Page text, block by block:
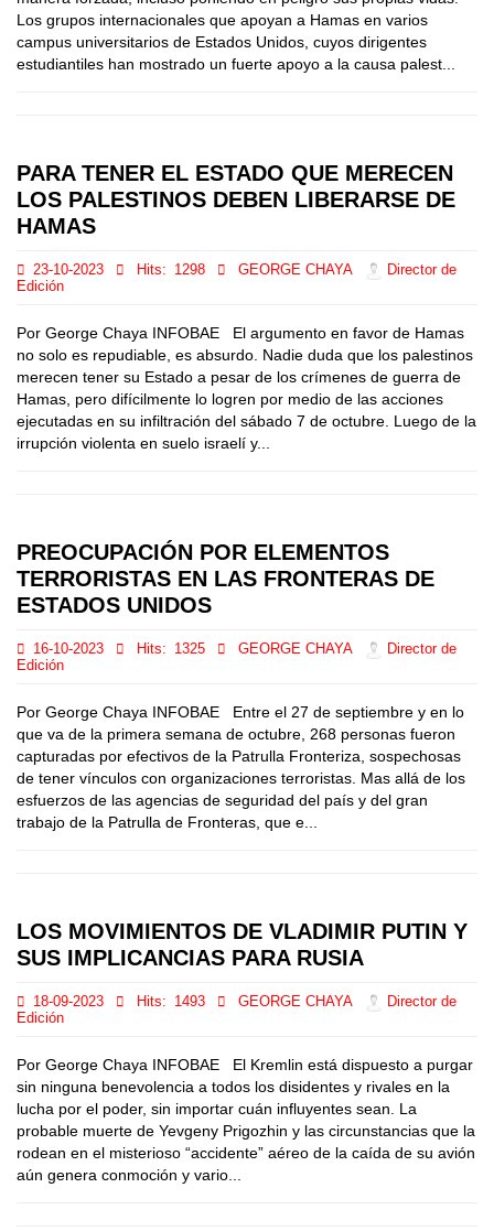
Los grupos internacionales que apoyan a Hamas en varios
campus universitarios de Estados Unidos, cuyos dirigentes
estudiantiles han mostrado un fuerte apoyo a la causa palest...
PARA TENER EL ESTADO QUE MERECEN
LOS PALESTINOS DEBEN LIBERARSE DE
HAMAS
23-10-2023 Hits: 1298 GEORGE CHAYA
Director de
Edición
Por George Chaya INFOBAE El argumento en favor de Hamas
no solo es repudiable, es absurdo. Nadie duda que los palestinos
merecen tener su Estado a pesar de los crímenes de guerra de
Hamas, pero difícilmente lo logren por medio de las acciones
ejecutadas en su infiltración del sábado 7 de octubre. Luego de la
irrupción violenta en suelo israelí y...
PREOCUPACIÓN POR ELEMENTOS
TERRORISTAS EN LAS FRONTERAS DE
ESTADOS UNIDOS
16-10-2023 Hits: 1325 GEORGE CHAYA
Director de
Edición
Por George Chaya INFOBAE Entre el 27 de septiembre y en lo
que va de la primera semana de octubre, 268 personas fueron
capturadas por efectivos de la Patrulla Fronteriza, sospechosas
de tener vínculos con organizaciones terroristas. Mas allá de los
esfuerzos de las agencias de seguridad del país y del gran
trabajo de la Patrulla de Fronteras, que e...
LOS MOVIMIENTOS DE VLADIMIR PUTIN Y
SUS IMPLICANCIAS PARA RUSIA
18-09-2023 Hits: 1493 GEORGE CHAYA
Director de
Edición
Por George Chaya INFOBAE El Kremlin está dispuesto a purgar
sin ninguna benevolencia a todos los disidentes y rivales en la
lucha por el poder, sin importar cuán influyentes sean. La
probable muerte de Yevgeny Prigozhin y las circunstancias que la
rodean en el misterioso “accidente” aéreo de la caída de su avión
aún genera conmoción y vario...